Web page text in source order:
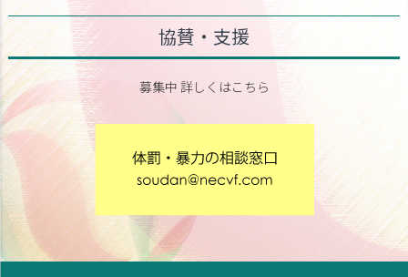
協賛・支援
募集中 詳しくはこちら